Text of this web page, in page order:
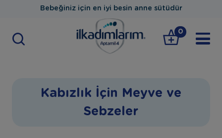
Bebeğiniz için en iyi besin anne sütüdür
0
Kabızlık İçin Meyve ve
Sebzeler